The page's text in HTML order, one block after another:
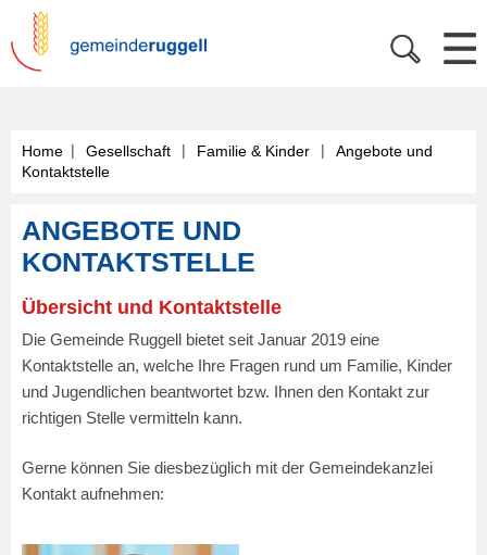
Home | Gesellschaft | Familie & Kinder |
Angebote und
Kontaktstelle
ANGEBOTE UND
KONTAKTSTELLE
Übersicht und Kontaktstelle
Die Gemeinde Ruggell bietet seit Januar 2019 eine
Kontaktstelle an, welche Ihre Fragen rund um Familie, Kinder
und Jugendlichen beantwortet bzw. Ihnen den Kontakt zur
richtigen Stelle vermitteln kann.
Gerne können Sie diesbezüglich mit der Gemeindekanzlei
Kontakt aufnehmen: